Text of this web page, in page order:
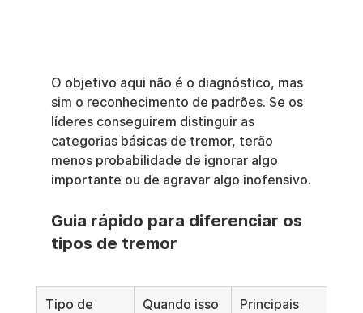
O objetivo aqui não é o diagnóstico, mas
sim o reconhecimento de padrões. Se os
líderes conseguirem distinguir as
categorias básicas de tremor, terão
menos probabilidade de ignorar algo
importante ou de agravar algo inofensivo.
Guia rápido para diferenciar os
tipos de tremor
Tipo de
Quando isso
Principais